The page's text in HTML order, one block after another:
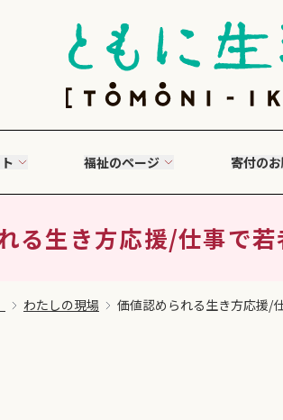
福祉のページ 寄付の
る生き方応援/仕事で
わたしの現場 価値認められる生き方応援/